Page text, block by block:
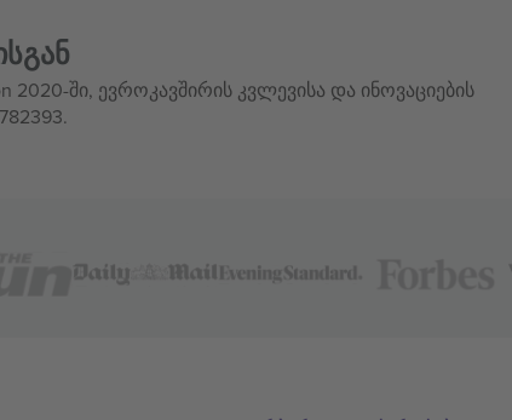
2020-ში, ევროკავშირის კვლევისა და ინოვაციების